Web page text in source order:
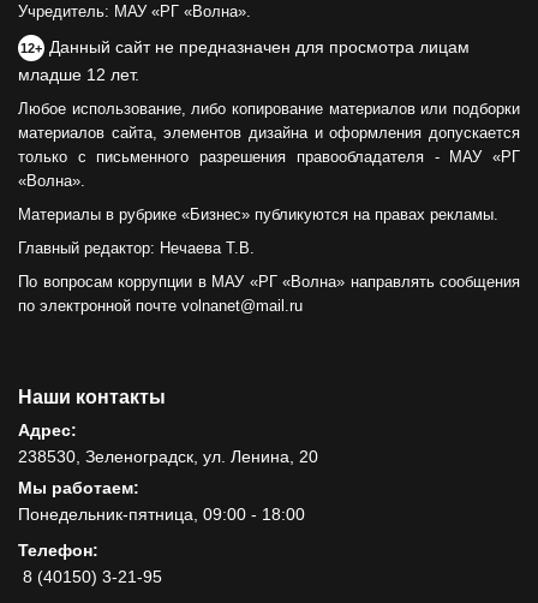
Учредитель: МАУ «РГ «Волна».
12+ Данный сайт не предназначен для просмотра лицам
младше 12 лет.
Любое использование, либо копирование материалов или подборки
материалов сайта, элементов дизайна и оформления допускается
только с письменного разрешения правообладателя - МАУ «РГ
«Волна».
Материалы в рубрике «Бизнес» публикуются на правах рекламы.
Главный редактор: Нечаева Т.В.
По вопросам коррупции в МАУ «РГ «Волна» направлять сообщения
по электронной почте volnanet@mail.ru
Наши контакты
Адрес:
238530, Зеленоградск, ул. Ленина, 20
Мы работаем:
Понедельник-пятница, 09:00 - 18:00
Телефон:
8 (40150) 3-21-95